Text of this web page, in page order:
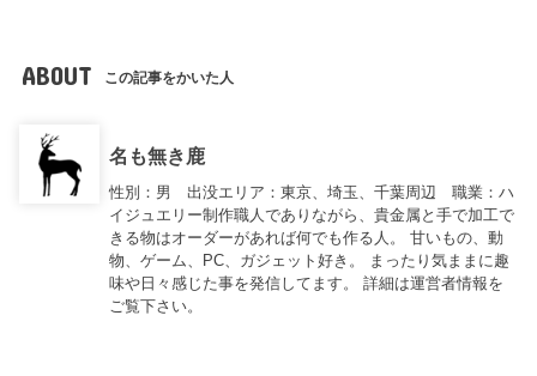
ABOUT この記事をかいた人
名も無き鹿
性別：男 出没エリア：東京、埼玉、千葉周辺 職業：ハ
イジュエリー制作職人でありながら、貴金属と手で加工で
きる物はオーダーがあれば何でも作る人。 甘いもの、動
物、ゲーム、PC、ガジェット好き。 まったり気ままに趣
味や日々感じた事を発信してます。 詳細は運営者情報を
ご覧下さい。